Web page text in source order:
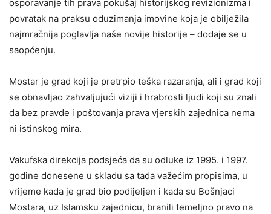
osporavanje tih prava pokušaj historijskog revizionizma i
povratak na praksu oduzimanja imovine koja je obilježila
najmračnija poglavlja naše novije historije – dodaje se u
saopćenju.
Mostar je grad koji je pretrpio teška razaranja, ali i grad koji
se obnavljao zahvaljujući viziji i hrabrosti ljudi koji su znali
da bez pravde i poštovanja prava vjerskih zajednica nema
ni istinskog mira.
Vakufska direkcija podsjeća da su odluke iz 1995. i 1997.
godine donesene u skladu sa tada važećim propisima, u
vrijeme kada je grad bio podijeljen i kada su Bošnjaci
Mostara, uz Islamsku zajednicu, branili temeljno pravo na